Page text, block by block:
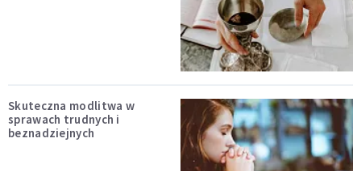
Skuteczna modlitwa w
sprawach trudnych i
beznadziejnych